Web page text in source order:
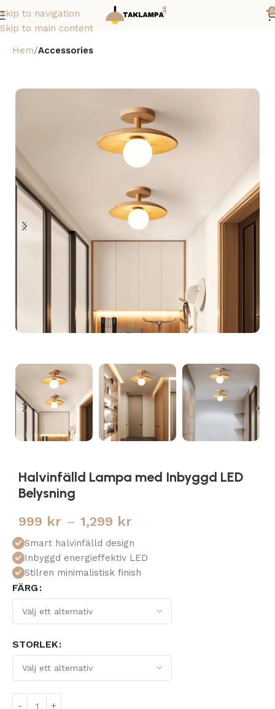
Skip to navigation
Skip to main content
0
Hem Accessories
Halvinfälld Lampa med Inbyggd LED
Belysning
999 kr – 1,299 kr
Smart halvinfälld design
Inbyggd energieffektiv LED
Stilren minimalistisk finish
FÄRG
STORLEK